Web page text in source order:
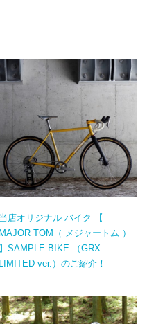
当店オリジナル バイク 【
MAJOR TOM（ メジャートム ）
】SAMPLE BIKE （GRX
LIMITED ver.）のご紹介！